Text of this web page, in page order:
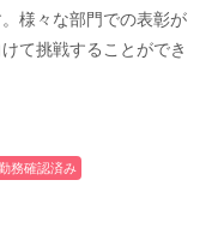
様々な部門での表彰が
て挑戦することができ
務確認済み